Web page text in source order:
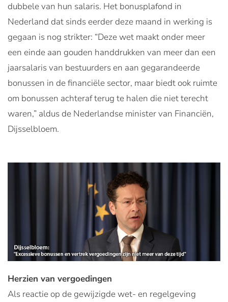
dubbele van hun salaris. Het bonusplafond in
Nederland dat sinds eerder deze maand in werking is
gegaan is nog strikter: “Deze wet maakt onder meer
een einde aan gouden handdrukken van meer dan een
jaarsalaris van bestuurders en aan gegarandeerde
bonussen in de financiële sector, maar biedt ook ruimte
om bonussen achteraf terug te halen die niet terecht
waren,” aldus de Nederlandse minister van Financiën,
Dijsselbloem.
Herzien van vergoedingen
Als reactie op de gewijzigde wet- en regelgeving